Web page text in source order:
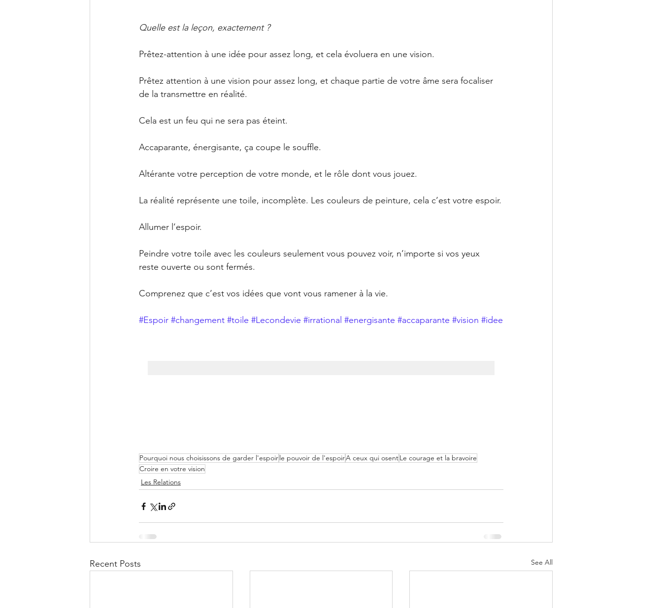
Quelle est la leçon, exactement ?
Prêtez-attention à une idée pour assez long, et cela évoluera en une vision.
Prêtez attention à une vision pour assez long, et chaque partie de votre âme sera focaliser
de la transmettre en réalité.
Cela est un feu qui ne sera pas éteint.
Accaparante, énergisante, ça coupe le souffle.
Altérante votre perception de votre monde, et le rôle dont vous jouez.
La réalité représente une toile, incomplète. Les couleurs de peinture, cela c’est votre espoir.
Allumer l’espoir.
Peindre votre toile avec les couleurs seulement vous pouvez voir, n’importe si vos yeux
reste ouverte ou sont fermés.
Comprenez que c’est vos idées que vont vous ramener à la vie.
#Espoir #changement #toile #Lecondevie #irrational #energisante #accaparante #vision #idee
Pourquoi nous choisissons de garder l'espoirle pouvoir de l'espoirA ceux qui osentLe courage et la bravoire
Croire en votre vision
Les Relations
Recent Posts See All